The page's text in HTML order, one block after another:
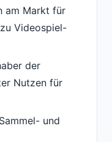
am Markt für
Videospiel-
der
Nutzen für
und